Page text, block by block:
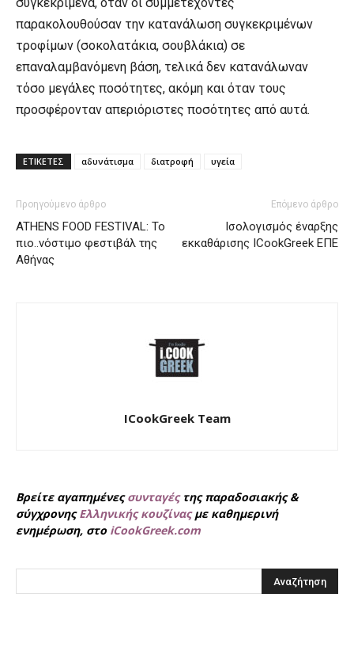
παρακολουθούσαν την κατανάλωση συγκεκριμένων
τροφίμων (σοκολατάκια, σουβλάκια) σε
επαναλαμβανόμενη βάση, τελικά δεν κατανάλωναν
τόσο μεγάλες ποσότητες, ακόμη και όταν τους
προσφέρονταν απεριόριστες ποσότητες από αυτά.
ΕΤΙΚΕΤΕΣ αδυνάτισμα διατροφή υγεία
Προηγούμενο άρθρο
ATHENS FOOD FESTIVAL: Το
πιο..νόστιμο φεστιβάλ της
Αθήνας
Επόμενο άρθρο
Ισολογισμός έναρξης
εκκαθάρισης ICookGreek ΕΠΕ
ICookGreek Team
Βρείτε αγαπημένεςσυνταγέςτης παραδοσιακής &
σύγχρονηςΕλληνικής κουζίναςμε καθημερινή
ενημέρωση, στο iCookGreek.com